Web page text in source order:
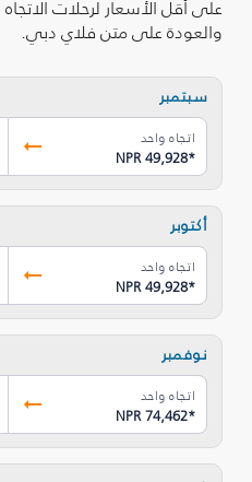
على أقل الأسعار لرحلات
والعودة على متن فلاي دبي.
سبتمبر
اتجاه واحد
NPR 49,928*
أكتوبر
اتجاه واحد
NPR 49,928*
نوفمبر
اتجاه واحد
NPR 74,462*